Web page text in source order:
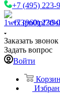
+7 (495) 223-
+7 (960) 230-
Заказать звонок
Задать вопрос
Войти